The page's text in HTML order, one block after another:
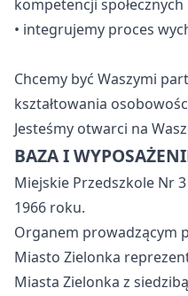
kompetencji
• integrujemy proces
Chcemy być Waszymi
kształtowania
Jesteśmy otwarci na
BAZA I
Miejskie Przedszkole Nr
1966 roku.
Organem prowadzącym
Miasto Zielonka
Miasta Zielonka z